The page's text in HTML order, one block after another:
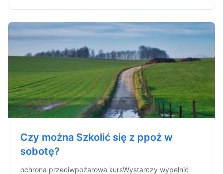
Czy można Szkolić się z ppoż w
sobotę?
ochrona przeciwpożarowa kursWystarczy wypełnić